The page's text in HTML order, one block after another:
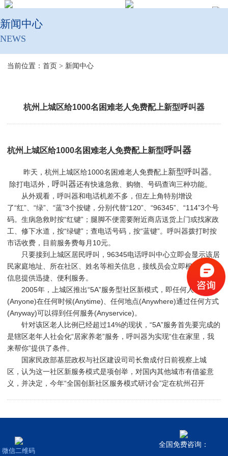
新闻中心
NEWS
当前位置：首页 > 新闻中心
杭州上城区给1000名困难老人免费配上新型呼叫器
杭州上城区给1000名困难老人免费配上新型呼叫器
昨天，杭州上城区给1000名困难老人免费配上新型呼叫器。
除打电话外，呼叫器还有快速急救、购物、号码查询三种功能。
从外观看，呼叫器和电话机差不多，但左上角特别增设
了“红”、“绿”、“蓝”3个按键，分别代替“120”、“96345”、“114”3个号
码。生病急救时按“红键”；腿脚不便需要附近商店送货上门或找家政
工、修下水道，按“绿键”；查电话号码，按“蓝键”。呼叫器拨打时按
市话收费，目前服务费每月10元。
只要接到上城区居民呼叫，96345电话呼叫中心立即会显示该居
民家庭地址、所在社区、姓名等相关信息，接线员会立即根据居民
信息提供迅捷、便利服务。
2005年，上城区推出“5A”服务型社区新模式，即任何人
(Anyone)在任何时候(Anytime)、任何地点(Anywhere)通过任何方式
(Anyway)可以得到任何服务(Anyservice)。
针对该区老人比例已经超过14%的现状，“5A”服务首先要完成的
是辖区老年人社会化“居家养老”服务，呼叫器为实现“住在家里，我
来帮你”提供了条件。
国家民政部基层政权与社区建设司司长詹成付日前视察上城
区，认为这一社区新服务模式是项创举，对国内其他城市有借鉴意
义，并决定，今年“全国创新社区服务模式研讨会”定在杭州召开
微信二维码
全国免费咨询：